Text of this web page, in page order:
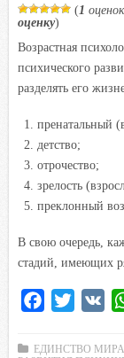
(1
оценку)
Возрастная
психического
разделять его
пренатальный
детство;
отрочество;
зрелость
преклонный
В свою очередь,
стадий, имеющих
c
i
ЕДИНСТВО